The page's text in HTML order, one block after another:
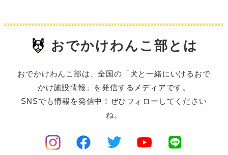
おでかけわんこ部とは
おでかけわんこ部は、全国の「犬と一緒にいけるおで
かけ施設情報」を発信するメディアです。
SNSでも情報を発信中！ぜひフォローしてください
ね。